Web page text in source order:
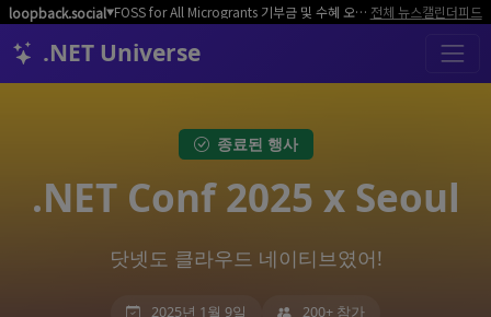
loopback.social▼ FOSS for All Microgrants 기부금 및 수혜 오픈소스 프로젝트/커뮤니티 모집 전체 뉴스캘린더피드
.NET Universe
종료된 행사
.NET Conf 2025 x Seoul
닷넷도 클라우드 네이티브였어!
2025년 1월 9일 200+ 참가